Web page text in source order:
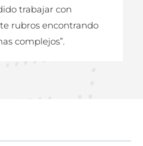
trabajar con
rubros encontrando
complejos”.